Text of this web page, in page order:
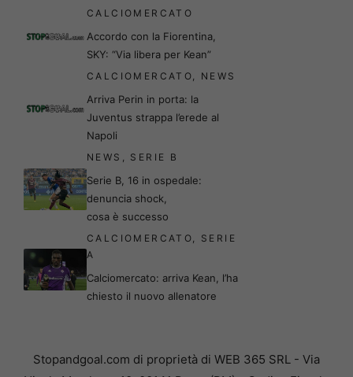
CALCIOMERCATO
Accordo con la Fiorentina,
SKY: “Via libera per Kean”
CALCIOMERCATO NEWS
Arriva Perin in porta: la
Juventus strappa l’erede al
Napoli
NEWS SERIE B
Serie B, 16 in ospedale:
denuncia shock,
cosa è successo
CALCIOMERCATO
SERIE
A
Calciomercato: arriva Kean, l’ha
chiesto il nuovo allenatore
Stopandgoal.com di proprietà di WEB 365 SRL - Via